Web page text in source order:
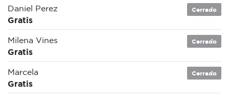
Daniel Perez
Gratis
Cerrado
Milena Vines
Gratis
Cerrado
Marcela
Gratis
Cerrado